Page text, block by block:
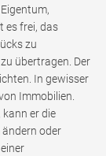
es frei, das
zu
übertragen. Der
In gewisser
Immobilien.
er die
oder